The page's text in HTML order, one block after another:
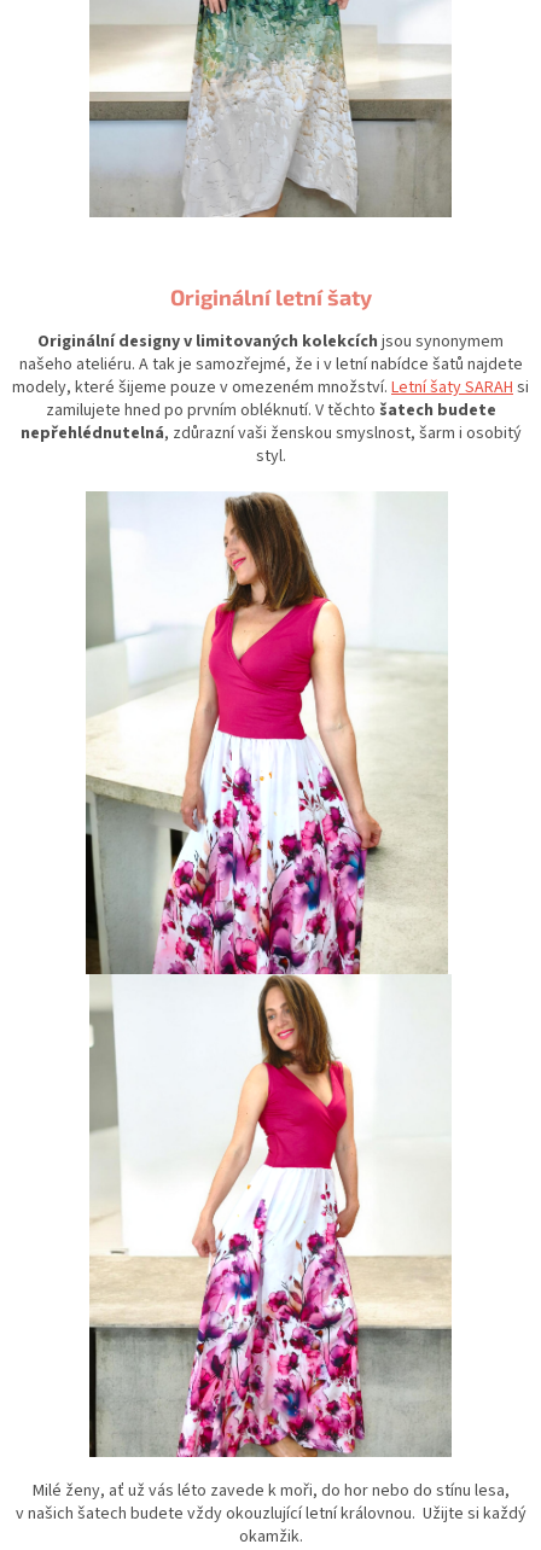
Originální letní šaty
Originální designy v limitovaných kolekcích jsou synonymem
našeho ateliéru. A tak je samozřejmé, že i v letní nabídce šatů najdete
modely, které šijeme pouze v omezeném množství. Letní šaty SARAH si
zamilujete hned po prvním obléknutí. V těchto šatech budete
nepřehlédnutelná, zdůrazní vaši ženskou smyslnost, šarm i osobitý
styl.
Milé ženy, ať už vás léto zavede k moři, do hor nebo do stínu lesa,
v našich šatech budete vždy okouzlující letní královnou. Užijte si každý
okamžik.